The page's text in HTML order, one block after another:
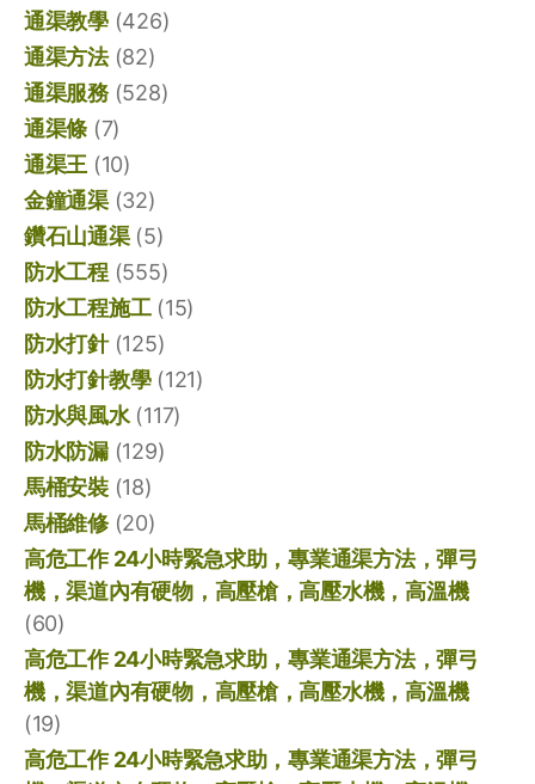
通渠教學(426)
通渠方法(82)
通渠服務(528)
通渠條 (7)
通渠王 (10)
金鐘通渠(32)
鑽石山通渠(5)
防水工程(555)
防水工程施工(15)
防水打針(125)
防水打針教學(121)
防水與風水(117)
防水防漏(129)
馬桶安裝(18)
馬桶維修(20)
高危工作 24小時緊急求助，專業通渠方法，彈弓
機，渠道內有硬物，高壓槍，高壓水機，高溫機
(60)
高危工作 24小時緊急求助，專業通渠方法，彈弓
機，渠道內有硬物，高壓槍，高壓水機，高溫機
(19)
高危工作 24小時緊急求助，專業通渠方法，彈弓